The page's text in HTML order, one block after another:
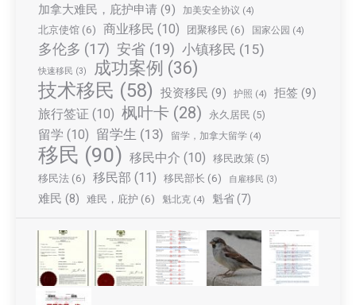
加拿大难民，庇护申请 (9) 加美安全协议 (4)
北京使馆 (6) 商业移民 (10) 团聚移民 (6) 国家公园 (4)
多伦多 (17) 安省 (19) 小镇移民 (15)
快速移民 (3) 成功案例 (36)
技术移民 (58) 投资移民 (9) 护照 (4) 拒签 (9)
旅行签证 (10) 枫叶卡 (28) 永久居民 (5)
留学 (10) 留学生 (13) 留学，加拿大留学 (4)
移民 (90) 移民中介 (10) 移民政策 (5)
移民法 (6) 移民部 (11) 移民部长 (6) 自雇移民 (3)
难民 (8) 难民，庇护 (6) 魁北克 (4) 魁省(7)